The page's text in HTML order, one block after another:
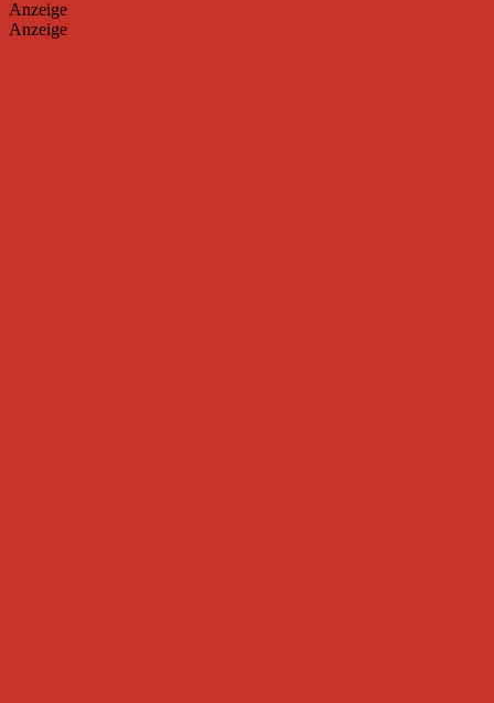
Anzeige
Anzeige